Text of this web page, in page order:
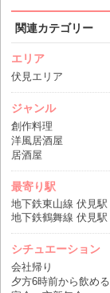
関連カテゴリー
エリア
伏見エリア
ジャンル
創作料理
洋風居酒屋
居酒屋
最寄り駅
地下鉄東山線 伏見駅
地下鉄鶴舞線 伏見駅
シチュエーション
会社帰り
夕方6時前から飲める